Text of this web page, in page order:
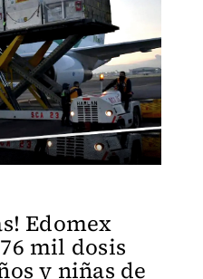
Edomex
mil dosis
y niñas de